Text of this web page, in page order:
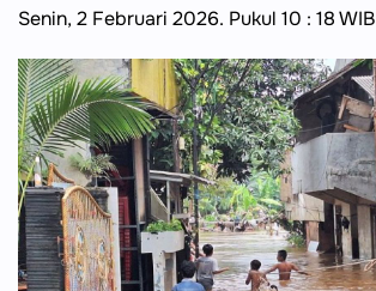
Senin, 2 Februari 2026. Pukul 10 : 18 WIB